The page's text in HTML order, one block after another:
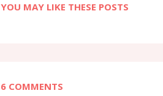
YOU MAY LIKE THESE POSTS
6 COMMENTS